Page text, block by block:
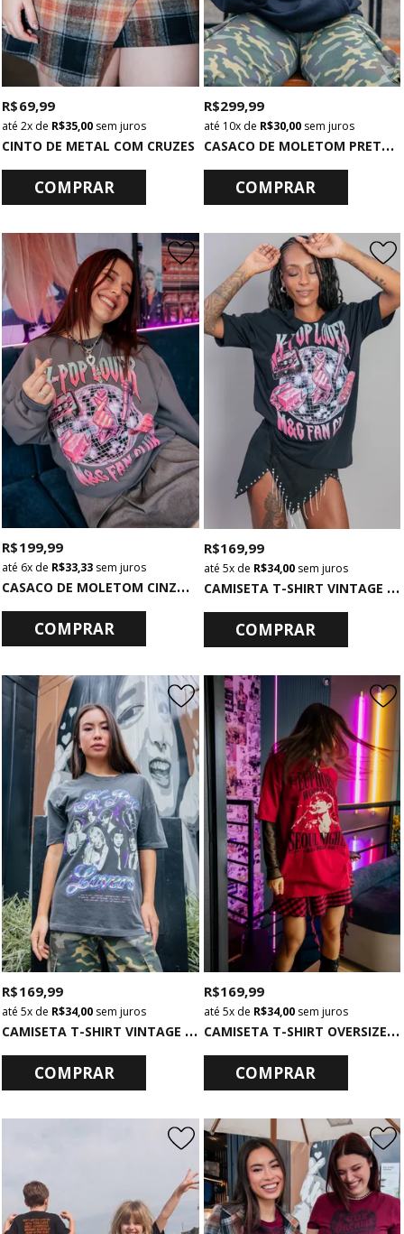
CINTO DE METAL COM CRUZES
R$ 69,99
2x de R$ 35,00 sem juros
COMPRAR
C
ASACO DE MOLETOM PRETO COM CAPUZ E BOLSO STRANGERS
R$ 299,99
10xde R$ 30,00sem juros
COMPRAR
C
ASACO DE MOLETOM CINZA K-POP LOVER
R$ 199,99
6x de R$ 33,33 sem juros
COMPRAR
C
AMISETA T-SHIRT VINTAGE PRETA K-POP POWER
R$ 169,99
5xde R$ 34,00sem juros
COMPRAR
C
AMISETA T-SHIRT VINTAGE CHUMBO K-POP LOVERS
R$ 169,99
5x de R$ 34,00 sem juros
COMPRAR
C
AMISETA T-SHIRT OVERSIZED VERMELHA EUPHORIA
R$ 169,99
5xde R$ 34,00sem juros
COMPRAR